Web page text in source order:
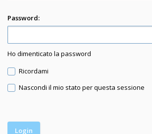
Password:
Ho dimenticato la password
Ricordami
Nascondi il mio stato per questa sessione